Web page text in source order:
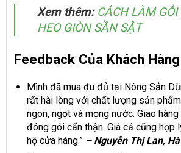
Xem thêm: CÁCH LÀM
HEO GIÒN SẦN SẬT
Feedback Của Khách Hàng
Mình đã mua đu đủ tại Nông Sản
rất hài lòng với chất lượng sản
ngon, ngọt và mọng nước. Giao
đóng gói cẩn thận. Giá cả cũng hợp
hộ cửa hàng.” – Nguyễn Thị Lan,